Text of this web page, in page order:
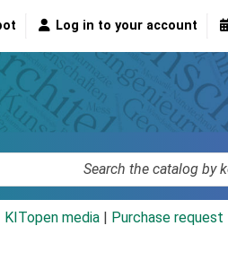
Log in to your account
KITopen media Purchase request |